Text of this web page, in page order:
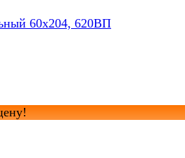
60х204, 620ВП